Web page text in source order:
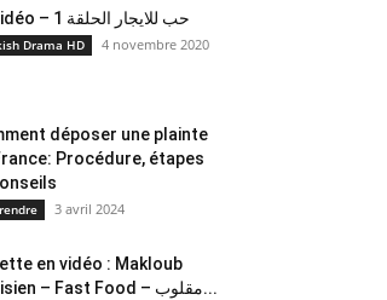
En vidéo – حب للايجار الحلقة 1
Drama HD 4 novembre 2020
déposer une plainte
Procédure, étapes
3 avril 2024
en vidéo : Makloub
Tunisien – Fast Food – مقلوب...